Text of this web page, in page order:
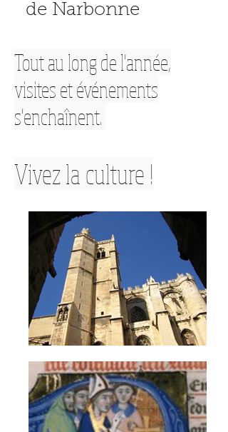
de Narbonne
Tout au long de l'année,
visites et événements
s'enchaînent.
Vivez la culture !